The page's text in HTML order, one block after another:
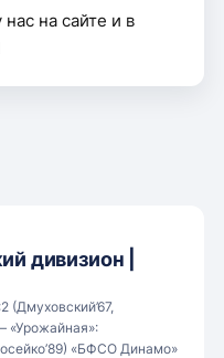
на сайте и в
дивизион |
(Дмуховский’67,
«Урожайная»:
«БФСО Динамо»